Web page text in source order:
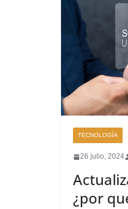
TECNOLOGÍA
26 julio, 2024
¿por